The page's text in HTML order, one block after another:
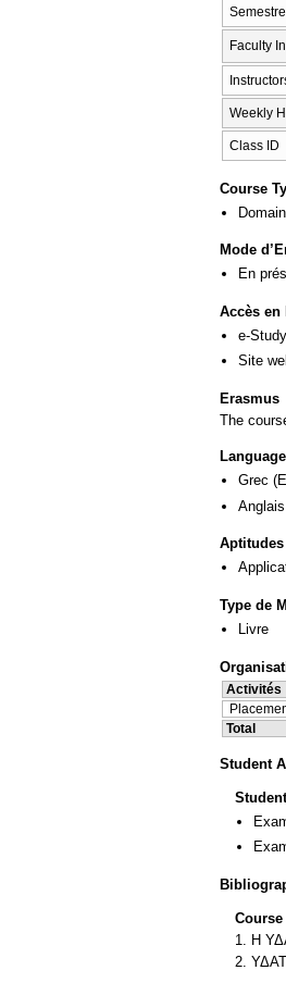
Faculty
Weekly
Class ID
Course
Mode
En
Accès en
e-
Site
Erasmus
The
Grec
Anglais
Aptitudes
Type de
Livre
Activités
Total
Student
1. Η
2.